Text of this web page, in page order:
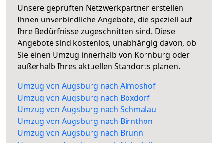
Unsere geprüften Netzwerkpartner erstellen
Ihnen unverbindliche Angebote, die speziell auf
Ihre Bedürfnisse zugeschnitten sind. Diese
Angebote sind kostenlos, unabhängig davon, ob
Sie einen Umzug innerhalb von Kornburg oder
außerhalb Ihres aktuellen Standorts planen.
Umzug von Augsburg nach Almoshof
Umzug von Augsburg nach Boxdorf
Umzug von Augsburg nach Schmalau
Umzug von Augsburg nach Birnthon
Umzug von Augsburg nach Brunn